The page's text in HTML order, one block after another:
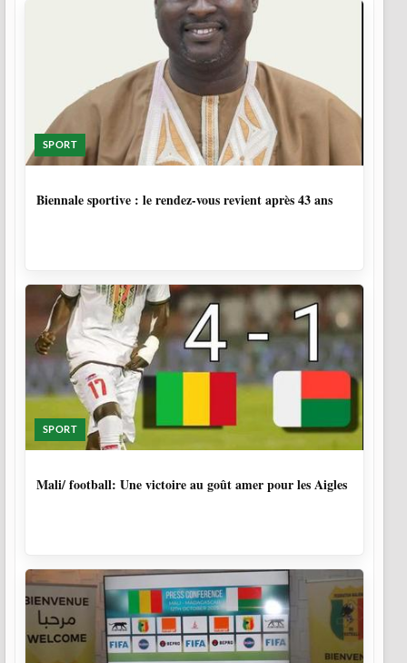
SPORT
Biennale sportive : le rendez-vous revient après 43 ans
SPORT
Mali/ football: Une victoire au goût amer pour les Aigles